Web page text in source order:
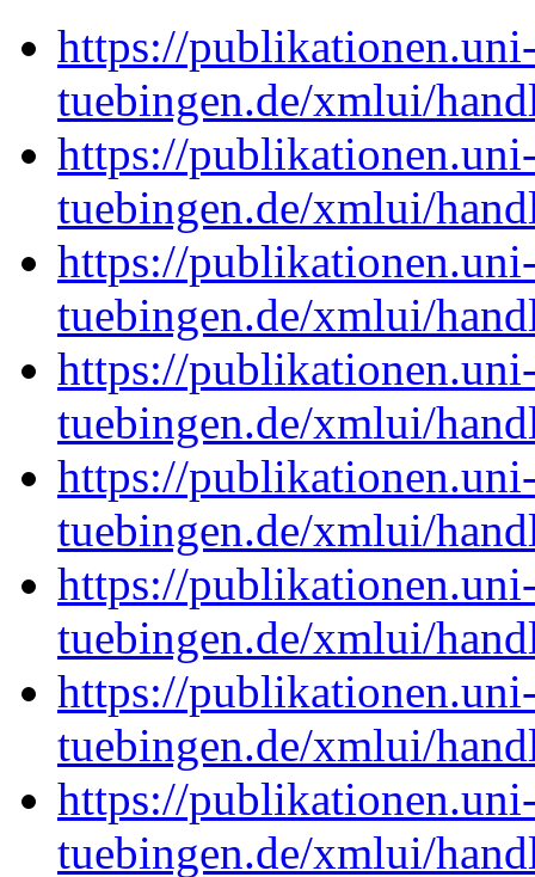
https://
tuebingen.de/xmlui/
https://
tuebingen.de/xmlui/
https://
tuebingen.de/xmlui/
https://
tuebingen.de/xmlui/
https://
tuebingen.de/xmlui/
https://
tuebingen.de/xmlui/
https://
tuebingen.de/xmlui/
https://
tuebingen.de/xmlui/